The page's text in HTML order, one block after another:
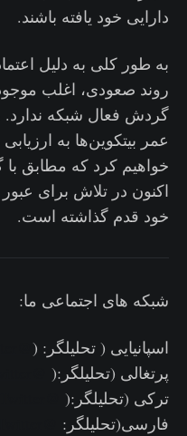
دارایی خود یافته باشند.
به طور کلی به دلیل
روند صعودی، اغلب
گردش فعال شبکه ندارد.
عمر بیتکوین‌ها به
خواهیم کرد که مطابق با
اکنون در تلاش برای عبور
خود قدم گذاشته است.
شبکه های اجتماعی ما:
اسپانیایی ( تحلیلگر: (
پرتغالی (تحلیلگر:(
ترکی (تحلیلگر:(
فارسی(تحلیلگر: